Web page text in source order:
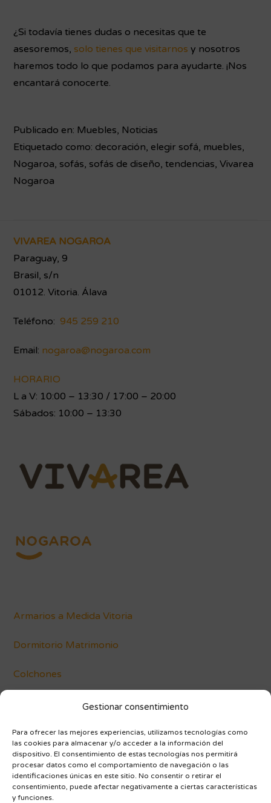
Gestionar consentimiento
Para ofrecer las mejores experiencias, utilizamos tecnologías como
las cookies para almacenar y/o acceder a la información del
dispositivo. El consentimiento de estas tecnologías nos permitirá
procesar datos como el comportamiento de navegación o las
identificaciones únicas en este sitio. No consentir o retirar el
consentimiento, puede afectar negativamente a ciertas características
y funciones.
¿Si todavía tienes dudas o necesitas que te
asesoremos, solo tienes que visitarnos y nosotros
haremos todo lo que podamos para ayudarte. ¡Nos
encantará conocerte.
Publicado en: Muebles, Noticias
Etiquetado como: decoración, elegir sofá, muebles,
Nogaroa, sofás, sofás de diseño,tendencias,Vivarea
Nogaroa
Footer
VIVAREA NOGAROA
Paraguay, 9
Brasil, s/n
01012. Vitoria. Álava
Teléfono: 945 259 210
Email: nogaroa@nogaroa.com
HORARIO
L a V: 10:00 – 13:30 / 17:00 – 20:00
Sábados: 10:00 – 13:30
Armarios a Medida Vitoria
Dormitorio Matrimonio
Colchones
Blog